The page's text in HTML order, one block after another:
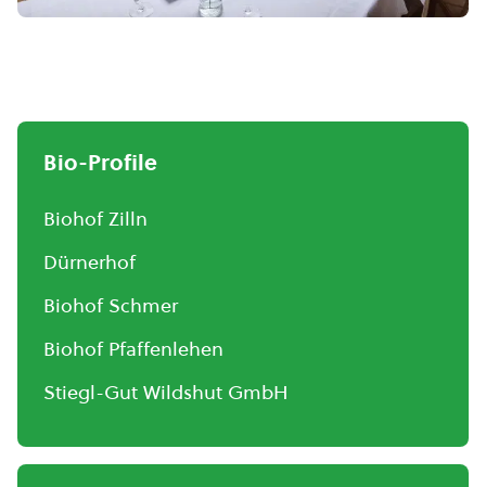
Bio-Profile
Biohof Zilln
Dürnerhof
Biohof Schmer
Biohof Pfaffenlehen
Stiegl-Gut Wildshut GmbH